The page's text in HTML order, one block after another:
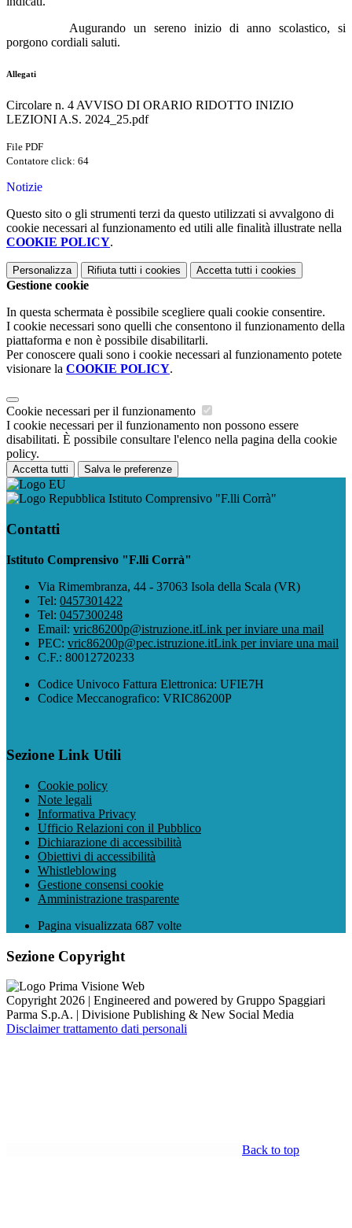
Augurando un sereno inizio di anno scolastico, si
porgono cordiali saluti.
Allegati
Circolare n. 4 AVVISO DI ORARIO RIDOTTO INIZIO
LEZIONI A.S. 2024_25.pdf
File PDF
Contatore click: 64
Notizie
Questo sito o gli strumenti terzi da questo utilizzati si avvalgono di
cookie necessari al funzionamento ed utili alle finalità illustrate nella
COOKIE POLICY.
Personalizza Rifiuta tutti i cookies Accetta tutti i cookies
Gestione cookie
In questa schermata è possibile scegliere quali cookie consentire.
I cookie necessari sono quelli che consentono il funzionamento della
piattaforma e non è possibile disabilitarli.
Per conoscere quali sono i cookie necessari al funzionamento potete
visionare la COOKIE POLICY.
Cookie necessari per il funzionamento
I cookie necessari per il funzionamento non possono essere
disabilitati. È possibile consultare l'elenco nella pagina della cookie
policy.
Accetta tutti Salva le preferenze
Istituto Comprensivo "F.lli Corrà"
Contatti
Istituto Comprensivo "F.lli Corrà"
Via Rimembranza, 44 - 37063 Isola della Scala (VR)
Tel: 0457301422
Tel: 0457300248
Email: vric86200p@istruzione.itLink per inviare una mail
PEC: vric86200p@pec.istruzione.itLink per inviare una mail
C.F.: 80012720233
Codice Univoco Fattura Elettronica: UFIE7H
Codice Meccanografico: VRIC86200P
Sezione Link Utili
Cookie policy
Note legali
Informativa Privacy
Ufficio Relazioni con il Pubblico
Dichiarazione di accessibilità
Obiettivi di accessibilità
Whistleblowing
Gestione consensi cookie
Amministrazione trasparente
Pagina visualizzata 687 volte
Sezione Copyright
Copyright 2026 | Engineered and powered by Gruppo Spaggiari
Parma S.p.A. | Divisione Publishing & New Social Media
Disclaimer trattamento dati personali
Back to top